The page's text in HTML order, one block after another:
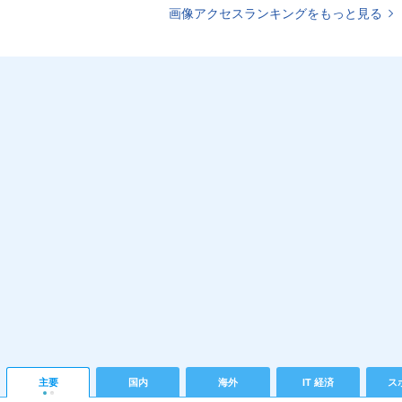
画像アクセスランキングをもっと見る
主要 国内 海外 IT 経済 ス